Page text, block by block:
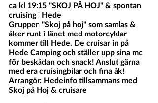
ca kl 19:15 "SKOJ PÅ HOJ" & spontan
cruising i Hede
Gruppen "Skoj på hoj" som samlas &
åker runt i länet med motorcyklar
kommer till Hede. De cruisar in på
Hede Camping och ställer upp sina mc
för beskådan och snack! Anslut gärna
med era cruisingbilar och fina åk!
Arrangör: Hedeinfo tillsammans med
Skoj på Hoj & cruisare